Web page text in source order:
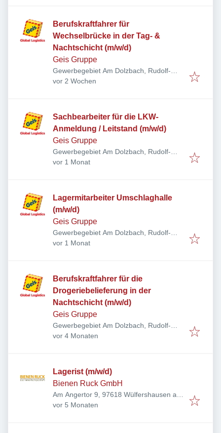
Berufskraftfahrer für
Wechselbrücke in der Tag- &
Nachtschicht (m/w/d)
Geis Gruppe
Gewerbegebiet Am Dolzbach, Rudolf-
Diesel-Ring 24, 97616 Bad Neustadt an
Veröffentlicht:
vor 2 Wochen
Sachbearbeiter für die LKW-
Anmeldung / Leitstand (m/w/d)
Geis Gruppe
Gewerbegebiet Am Dolzbach, Rudolf-
Diesel-Ring 24, 97616 Bad Neustadt an
Veröffentlicht
vor 1 Monat
Lagermitarbeiter Umschlaghalle
(m/w/d)
Geis Gruppe
Gewerbegebiet Am Dolzbach, Rudolf-
Diesel-Ring 24, 97616 Bad Neustadt an
Veröffentlicht
vor 1 Monat
Berufskraftfahrer für die
Drogeriebelieferung in der
Nachtschicht (m/w/d)
Geis Gruppe
Gewerbegebiet Am Dolzbach, Rudolf-
Diesel-Ring 24, 97616 Bad Neustadt an
Veröffentlicht:
vor 4 Monaten
Lagerist (m/w/d)
Bienen Ruck GmbH
Am Angertor 9, 97618 Wülfershausen an
der Saale, Deutschland
Veröffentlicht:
vor 5 Monaten